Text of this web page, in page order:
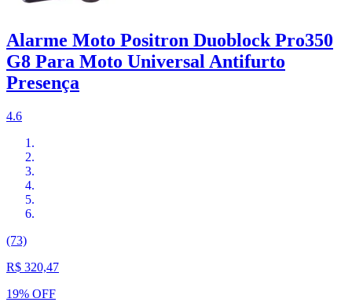
Alarme Moto Positron Duoblock Pro350
G8 Para Moto Universal Antifurto
Presença
4.6
(73)
R$ 320,47
19% OFF